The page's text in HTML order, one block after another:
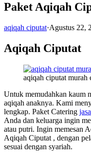
Paket Aqiqah
aqiqah ciputat·Agustus 22,
Aqiqah Ciputat
aqiqah ciputat murah
Untuk memudahkan kaum
aqiqah anaknya. Kami
lengkap. Paket Catering
Anda dan keluarga ingin
atau putri. Ingin memesan
Aqiqah Ciputat , dengan
sesuai dengan syariah.